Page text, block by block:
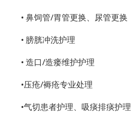
• 鼻饲管/胃管更换、尿管更换
• 膀胱冲洗护理
• 造口/造瘘维护护理
•压疮/褥疮专业处理
•气切患者护理、吸痰排痰护理